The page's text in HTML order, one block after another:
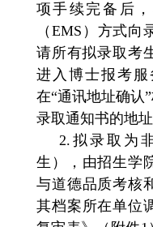
项手续完备后
（EMS）方式向
请所有拟录取考
进入博士报考服
在“通讯地址确认
录取通知书的地址
2. 拟录取为
生），由招生学
与道德品质考核
其档案所在单位